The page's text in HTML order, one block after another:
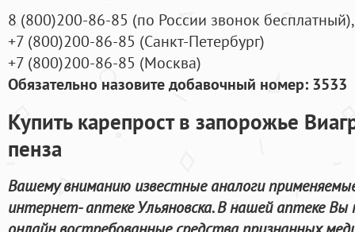
8 (800)200-86-85 (по России звонок бесплатный),
+7 (800)200-86-85 (Санкт-Петербург)
+7 (800)200-86-85 (Москва)
Обязательно назовите добавочный номер: 3533
Купить карепрост в запорожье
пенза
Вашему вниманию известные аналоги
интернет- аптеке Ульяновска. В нашей аптеке